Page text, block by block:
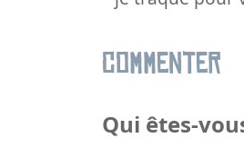
Commenter
Qui êtes-